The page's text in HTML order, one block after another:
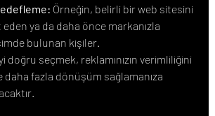
Örneğin, belirli bir web sitesini
ya da daha önce markanızla
bulunan kişiler.
doğru seçmek, reklamınızın verimliliğini
daha fazla dönüşüm sağlamanıza